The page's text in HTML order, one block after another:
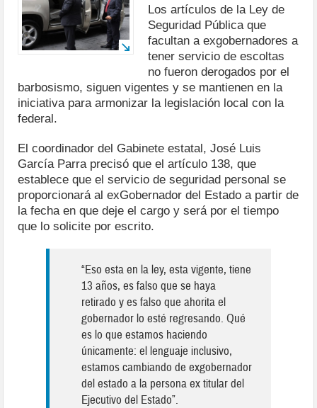
Los artículos de la Ley de
Seguridad Pública que
facultan a exgobernadores a
tener servicio de escoltas
no fueron derogados por el
barbosismo, siguen vigentes y se mantienen en la
iniciativa para armonizar la legislación local con la
federal.
El coordinador del Gabinete estatal, José Luis
García Parra precisó que el artículo 138, que
establece que el servicio de seguridad personal se
proporcionará al exGobernador del Estado a partir de
la fecha en que deje el cargo y será por el tiempo
que lo solicite por escrito.
“Eso esta en la ley, esta vigente, tiene
13 años, es falso que se haya
retirado y es falso que ahorita el
gobernador lo esté regresando. Qué
es lo que estamos haciendo
únicamente: el lenguaje inclusivo,
estamos cambiando de exgobernador
del estado a la persona ex titular del
Ejecutivo del Estado”.